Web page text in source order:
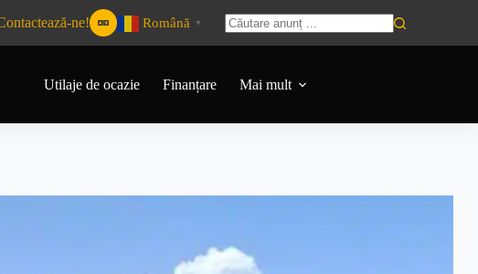
ne! Română ▼
Utilaje de ocazie Finanțare Mai mult